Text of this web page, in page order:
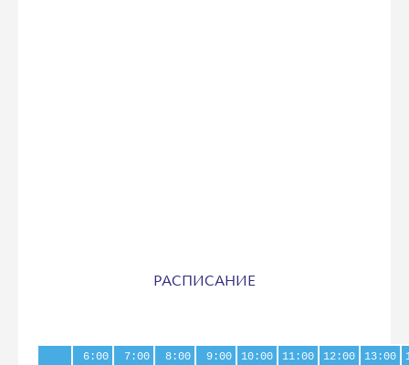
РАСПИСАНИЕ
6:00
7:00
8:00
9:00
10:00
11:00
12:00
13:00